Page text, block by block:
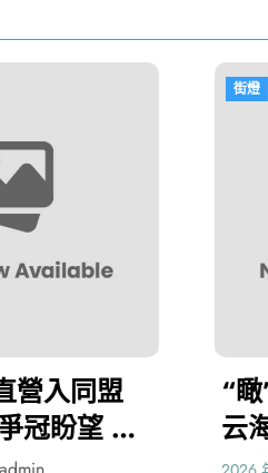
“瞰”見查包養行情墨
云海_中國網